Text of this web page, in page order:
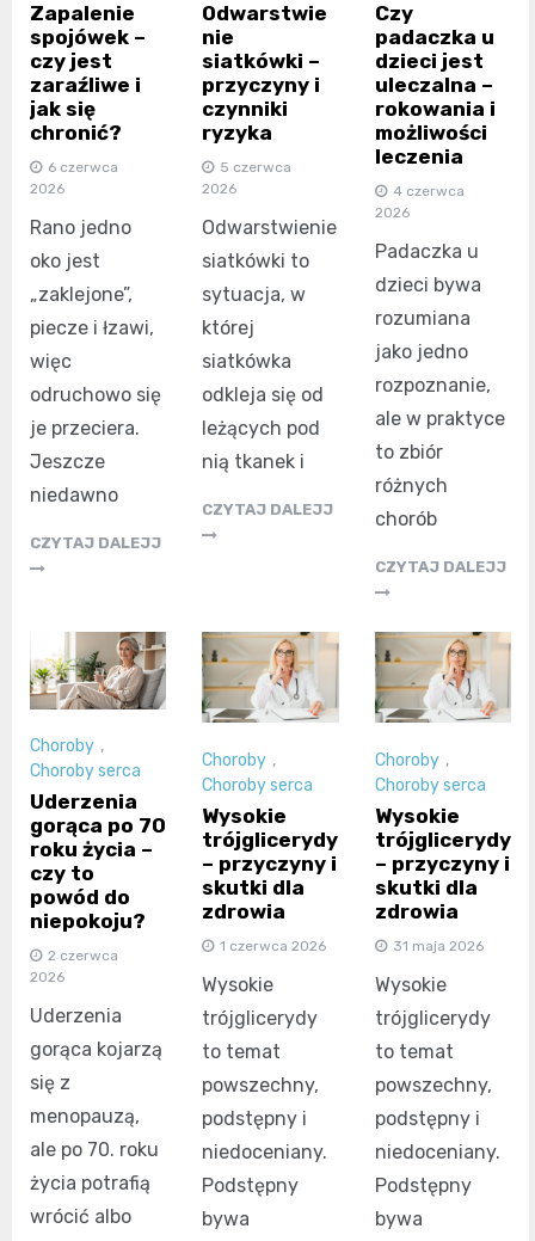
Zapalenie
spojówek –
czy jest
zaraźliwe i
jak się
chronić?
6 czerwca
2026
Rano jedno
oko jest
„zaklejone”,
piecze i łzawi,
więc
odruchowo się
je przeciera.
Jeszcze
niedawno
CZYTAJ DALEJJ
Odwarstwie
nie
siatkówki –
przyczyny i
czynniki
ryzyka
5 czerwca
2026
Odwarstwienie
siatkówki to
sytuacja, w
której
siatkówka
odkleja się od
leżących pod
nią tkanek i
CZYTAJ DALEJJ
Czy
padaczka u
dzieci jest
uleczalna –
rokowania i
możliwości
leczenia
4 czerwca
2026
Padaczka u
dzieci bywa
rozumiana
jako jedno
rozpoznanie,
ale w praktyce
to zbiór
różnych
chorób
CZYTAJ DALEJJ
Choroby ,
Choroby serca
Uderzenia
gorąca po 70
roku życia –
czy to
powód do
niepokoju?
2 czerwca
2026
Uderzenia
gorąca kojarzą
się z
menopauzą,
ale po 70. roku
życia potrafią
wrócić albo
Choroby ,
Choroby serca
Wysokie
trójglicerydy
– przyczyny i
skutki dla
zdrowia
1 czerwca 2026
Wysokie
trójglicerydy
to temat
powszechny,
podstępny i
niedoceniany.
Podstępny
bywa
Choroby ,
Choroby serca
Wysokie
trójglicerydy
– przyczyny i
skutki dla
zdrowia
31 maja 2026
Wysokie
trójglicerydy
to temat
powszechny,
podstępny i
niedoceniany.
Podstępny
bywa